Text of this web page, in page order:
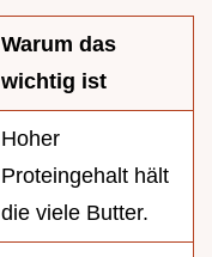
Warum das
wichtig ist
Hoher
Proteingehalt hält
die viele Butter.